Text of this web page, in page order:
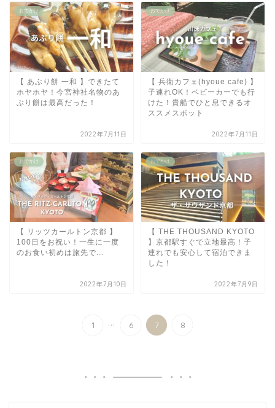
おでかけ
【 あぶり餅 一和 】できたて
ホヤホヤ！今宮神社名物のあ
ぶり餅は最高だった！
2022年7月11日
おでかけ
【 兵衛カフェ(hyoue cafe) 】
子連れOK！ベビーカーでも行
けた！貴船でひと息できるオ
ススメスポット
2022年7月11日
おでかけ
【 リッツカールトン京都 】
100日をお祝い！一生に一度
のお食い初めは旅先で...
2022年7月10日
おでかけ
【 THE THOUSAND KYOTO
】京都駅すぐで立地最高！子
連れでも安心して宿泊できま
した！
2022年7月9日
1 ... 6 7 8